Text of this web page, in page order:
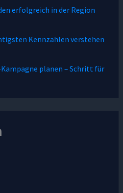
erfolgreich in der Region
Kennzahlen verstehen
planen – Schritt für